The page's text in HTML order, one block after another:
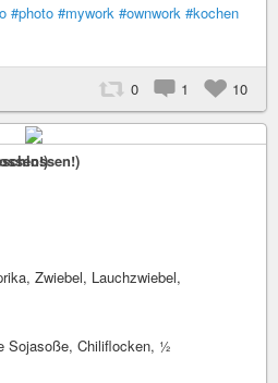
#photo #mywork #ownwork #kochen
0 1 10
Zwiebel, Lauchzwiebel,
Sojasoße, Chiliflocken, ½